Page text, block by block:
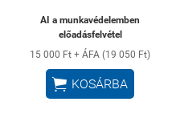
AI a munkavédelemben
előadásfelvétel
15 000 Ft + ÁFA (19 050 Ft)
 KOSÁRBA